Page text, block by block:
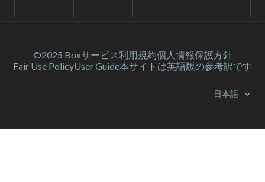
©2025 Boxサービス利⽤規約個人情報保護方針
Fair Use PolicyUser Guide本サイトは英語版の参考訳です
日本語